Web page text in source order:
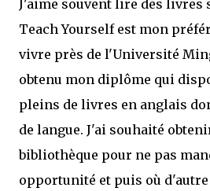
J'aime souvent lire des livres
Teach Yourself est mon
vivre près de l'Université
obtenu mon diplôme qui
pleins de livres en anglais
de langue. J'ai souhaité
bibliothèque pour ne pas
opportunité et puis où